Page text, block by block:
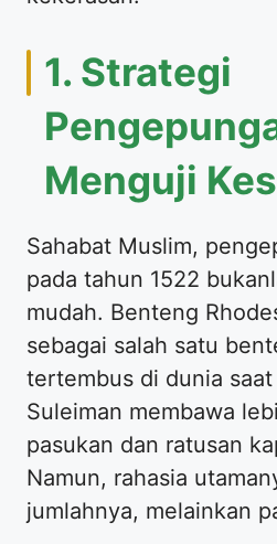
1. Strategi
Menguji
Sahabat Muslim,
pada tahun 1522
mudah. Benteng
sebagai salah satu
tertembus di dunia
Suleiman membawa
pasukan dan ratusan
Namun, rahasia
jumlahnya, melainkan